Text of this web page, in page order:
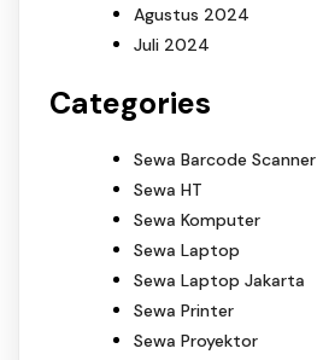
Agustus 2024
Juli 2024
Categories
Sewa Barcode Scanner
Sewa HT
Sewa Komputer
Sewa Laptop
Sewa Laptop Jakarta
Sewa Printer
Sewa Proyektor